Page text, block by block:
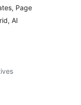
Page
AI